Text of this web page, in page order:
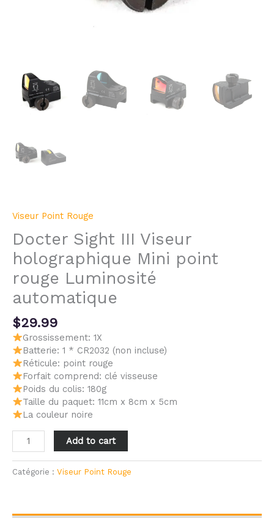
Viseur Point Rouge
Docter Sight III Viseur
holographique Mini point
rouge Luminosité
automatique
$29.99
Grossissement: 1X
Batterie: 1 * CR2032 (non incluse)
Réticule: point rouge
Forfait comprend: clé visseuse
Poids du colis: 180g
Taille du paquet: 11cm x 8cm x 5cm
La couleur noire
Add to cart
Catégorie : Viseur Point Rouge